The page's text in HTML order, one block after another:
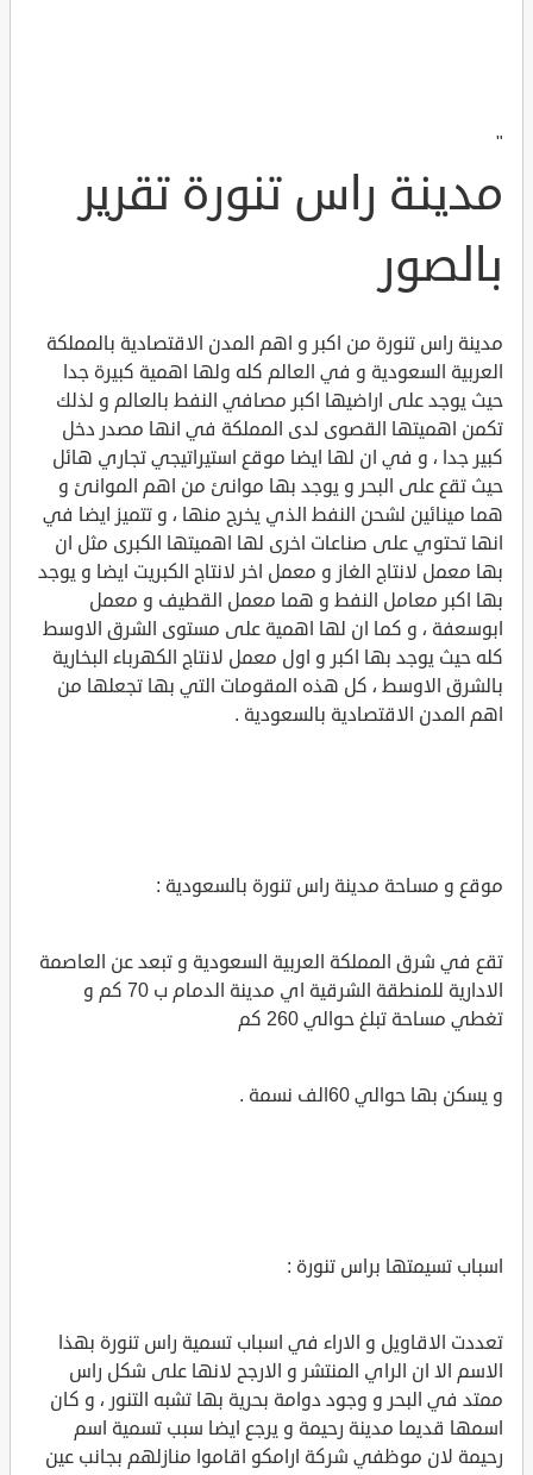
"
مدينة راس تنورة تقرير
بالصور
مدينة راس تنورة من اكبر و اهم المدن الاقتصادية بالمملكة
العربية السعودية و في العالم كله ولها اهمية كبيرة جدا
حيث يوجد على اراضيها اكبر مصافي النفط بالعالم و لذلك
تكمن اهميتها القصوى لدى المملكة في انها مصدر دخل
كبير جدا ، و في ان لها ايضا موقع استيراتيجي تجاري هائل
حيث تقع على البحر و يوجد بها موانئ من اهم الموانئ و
هما مينائين لشحن النفط الذي يخرج منها ، و تتميز ايضا في
انها تحتوي على صناعات اخرى لها اهميتها الكبرى مثل ان
بها معمل لانتاج الغاز و معمل اخر لانتاج الكبريت ايضا و يوجد
بها اكبر معامل النفط و هما معمل القطيف و معمل
ابوسعفة ، و كما ان لها اهمية على مستوى الشرق الاوسط
كله حيث يوجد بها اكبر و اول معمل لانتاج الكهرباء البخارية
بالشرق الاوسط ، كل هذه المقومات التي بها تجعلها من
اهم المدن الاقتصادية بالسعودية .
موقع و مساحة مدينة راس تنورة بالسعودية :
تقع في شرق المملكة العربية السعودية و تبعد عن العاصمة
الادارية للمنطقة الشرقية اي مدينة الدمام ب 70 كم و
تغطي مساحة تبلغ حوالي 260 كم
و يسكن بها حوالي 60الف نسمة .
اسباب تسيمتها براس تنورة :
تعددت الاقاويل و الاراء في اسباب تسمية راس تنورة بهذا
الاسم الا ان الراي المنتشر و الارجح لانها على شكل راس
ممتد في البحر و وجود دوامة بحرية بها تشبه التنور ، و كان
اسمها قديما مدينة رحيمة و يرجع ايضا سبب تسمية اسم
رحيمة لان موظفي شركة ارامكو اقاموا منازلهم بجانب عين